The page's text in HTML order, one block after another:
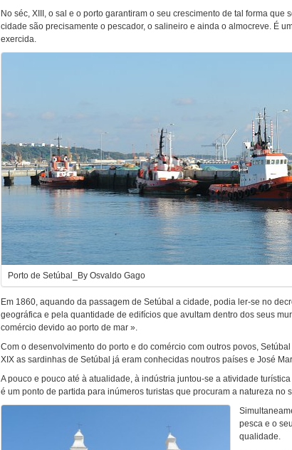
No séc, XIII, o sal e o porto garantiram o seu crescimento de tal forma
cidade são precisamente o pescador, o salineiro e ainda o almocreve. É
exercida.
Porto de Setúbal_By Osvaldo Gago
Em 1860, aquando da passagem de Setúbal a cidade, podia ler-se no
geográfica e pela quantidade de edifícios que avultam dentro dos seus
comércio devido ao porto de mar ».
Com o desenvolvimento do porto e do comércio com outros povos,
XIX as sardinhas de Setúbal já eram conhecidas noutros países e José
A pouco e pouco até à atualidade, à indústria juntou-se a atividade
é um ponto de partida para inúmeros turistas que procuram a natureza no
pesca e o
qualidade.